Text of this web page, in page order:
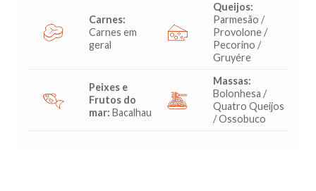
Carnes:
Carnes em
geral
Queijos:
Parmesão /
Provolone /
Pecorino /
Gruyére
Peixes e
Frutos do
mar: Bacalhau
Massas:
Bolonhesa /
Quatro Queijos
/ Ossobuco